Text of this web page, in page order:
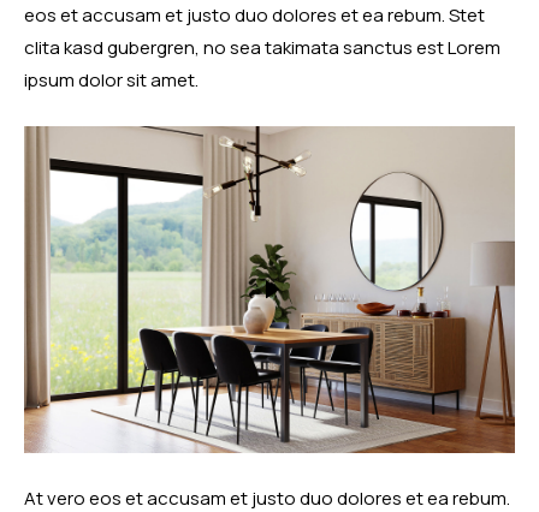
eos et accusam et justo duo dolores et ea rebum. Stet
clita kasd gubergren, no sea takimata sanctus est Lorem
ipsum dolor sit amet.
At vero eos et accusam et justo duo dolores et ea rebum.